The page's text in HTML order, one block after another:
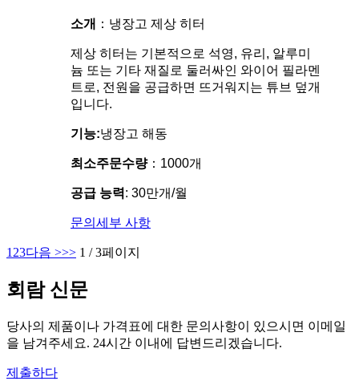
소개 ：냉장고 제상 히터
제상 히터는 기본적으로 석영, 유리, 알루미
늄 또는 기타 재질로 둘러싸인 와이어 필라멘
트로, 전원을 공급하면 뜨거워지는 튜브 덮개
입니다.
기능:냉장고 해동
최소주문수량：1000개
공급 능력: 30만개/월
문의 세부 사항
1 23다음 >>> 1 / 3페이지
회람 신문
당사의 제품이나 가격표에 대한 문의사항이 있으시면 이메일
을 남겨주세요. 24시간 이내에 답변드리겠습니다.
제출하다